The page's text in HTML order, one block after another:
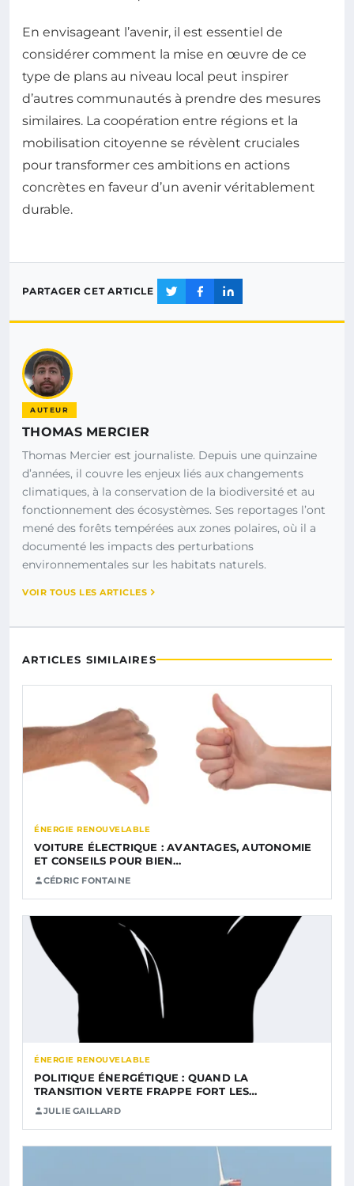
En envisageant l’avenir, il est essentiel de
considérer comment la mise en œuvre de ce
type de plans au niveau local peut inspirer
d’autres communautés à prendre des mesures
similaires. La coopération entre régions et la
mobilisation citoyenne se révèlent cruciales
pour transformer ces ambitions en actions
concrètes en faveur d’un avenir véritablement
durable.
PARTAGER CET ARTICLE
AUTEUR
THOMAS MERCIER
Thomas Mercier est journaliste. Depuis une quinzaine
d’années, il couvre les enjeux liés aux changements
climatiques, à la conservation de la biodiversité et au
fonctionnement des écosystèmes. Ses reportages l’ont
mené des forêts tempérées aux zones polaires, où il a
documenté les impacts des perturbations
environnementales sur les habitats naturels.
VOIR TOUS LES ARTICLES
ARTICLES SIMILAIRES
ÉNERGIE RENOUVELABLE
VOITURE ÉLECTRIQUE : AVANTAGES, AUTONOMIE
ET CONSEILS POUR BIEN…
CÉDRIC FONTAINE
ÉNERGIE RENOUVELABLE
POLITIQUE ÉNERGÉTIQUE : QUAND LA
TRANSITION VERTE FRAPPE FORT LES…
JULIE GAILLARD